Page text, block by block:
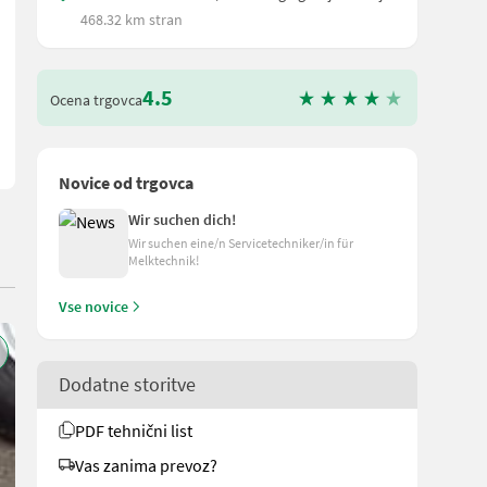
60 KVA, Pumpe Caprari E6 P55/14A, E-Motor MAC 635/
468.32 km stran
Ocena trgovca4.5
Novice od trgovca
Wir suchen dich!
Wir suchen eine/n Servicetechniker/in für
Melktechnik!
Vse novice
Dodatne storitve
PDF tehnični list
Vas zanima prevoz?